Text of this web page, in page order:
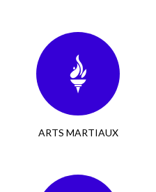
ARTS MARTIAUX